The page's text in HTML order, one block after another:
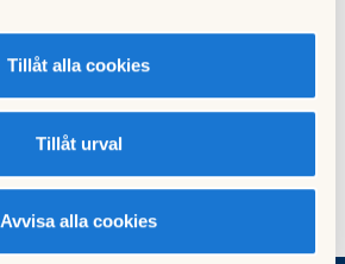
Tillåt alla cookies
Tillåt urval
Avvisa alla cookies